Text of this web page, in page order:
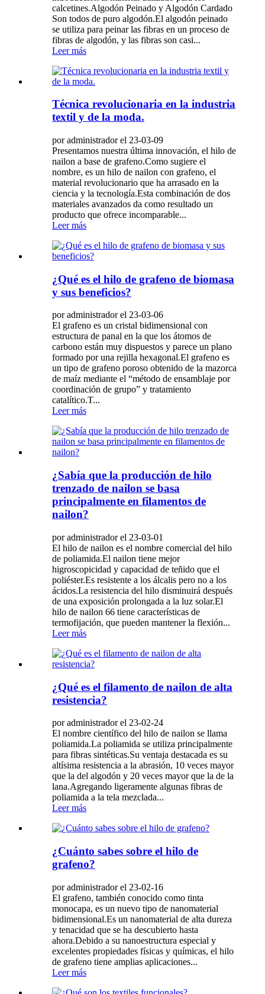
calcetines.Algodón Peinado y Algodón Cardado
Son todos de puro algodón.El algodón peinado
se utiliza para peinar las fibras en un proceso de
fibras de algodón, y las fibras son casi...
Leer más
Técnica revolucionaria en la industria
textil y de la moda.
por administrador el 23-03-09
Presentamos nuestra última innovación, el hilo de
nailon a base de grafeno.Como sugiere el
nombre, es un hilo de nailon con grafeno, el
material revolucionario que ha arrasado en la
ciencia y la tecnología.Esta combinación de dos
materiales avanzados da como resultado un
producto que ofrece incomparable...
Leer más
¿Qué es el hilo de grafeno de biomasa
y sus beneficios?
por administrador el 23-03-06
El grafeno es un cristal bidimensional con
estructura de panal en la que los átomos de
carbono están muy dispuestos y parece un plano
formado por una rejilla hexagonal.El grafeno es
un tipo de grafeno poroso obtenido de la mazorca
de maíz mediante el “método de ensamblaje por
coordinación de grupo” y tratamiento
catalítico.T...
Leer más
¿Sabía que la producción de hilo
trenzado de nailon se basa
principalmente en filamentos de
nailon?
por administrador el 23-03-01
El hilo de nailon es el nombre comercial del hilo
de poliamida.El nailon tiene mejor
higroscopicidad y capacidad de teñido que el
poliéster.Es resistente a los álcalis pero no a los
ácidos.La resistencia del hilo disminuirá después
de una exposición prolongada a la luz solar.El
hilo de nailon 66 tiene características de
termofijación, que pueden mantener la flexión...
Leer más
¿Qué es el filamento de nailon de alta
resistencia?
por administrador el 23-02-24
El nombre científico del hilo de nailon se llama
poliamida.La poliamida se utiliza principalmente
para fibras sintéticas.Su ventaja destacada es su
altísima resistencia a la abrasión, 10 veces mayor
que la del algodón y 20 veces mayor que la de la
lana.Agregando ligeramente algunas fibras de
poliamida a la tela mezclada...
Leer más
¿Cuánto sabes sobre el hilo de
grafeno?
por administrador el 23-02-16
El grafeno, también conocido como tinta
monocapa, es un nuevo tipo de nanomaterial
bidimensional.Es un nanomaterial de alta dureza
y tenacidad que se ha descubierto hasta
ahora.Debido a su nanoestructura especial y
excelentes propiedades físicas y químicas, el hilo
de grafeno tiene amplias aplicaciones...
Leer más